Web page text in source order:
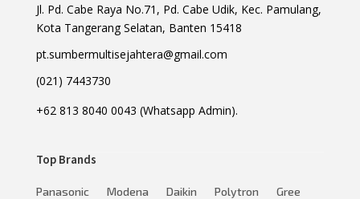
Jl. Pd. Cabe Raya No.71, Pd. Cabe Udik, Kec. Pamulang,
Kota Tangerang Selatan, Banten 15418
pt.sumbermultisejahtera@gmail.com
(021) 7443730
+62 813 8040 0043 (Whatsapp Admin).
Top Brands
Panasonic Modena Daikin Polytron
Gree